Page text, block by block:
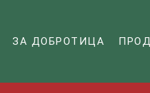
ЗА ДОБРОТИЦА